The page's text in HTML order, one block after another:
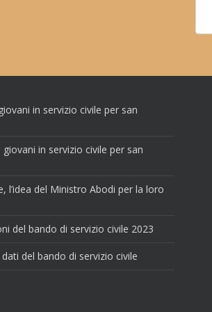
in servizio civile per san
in servizio civile per san
l’idea del Ministro Abodi per la loro
del bando di servizio civile 2023
dati del bando di servizio civile